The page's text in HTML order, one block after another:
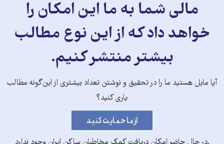
مالی شما به ما این امکان را
خواهد داد که از این نوع مطالب
بیشتر منتشر کنیم.
آیا مایل هستید ما را در تحقیق و نوشتن تعداد بیشتری از این‌گونه مطالب
یاری کنید؟